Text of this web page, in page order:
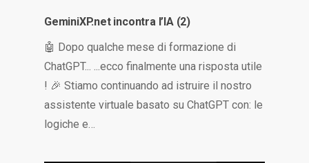
GeminiXP.net incontra l’IA (2)
🤖 Dopo qualche mese di formazione di
ChatGPT... ...ecco finalmente una risposta utile
! 🎉 Stiamo continuando ad istruire il nostro
assistente virtuale basato su ChatGPT con: le
logiche e…